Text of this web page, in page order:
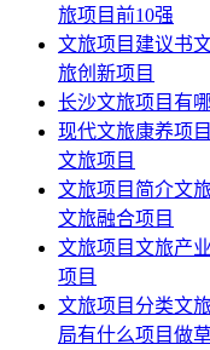
旅项目前10强
文旅项目建议书
旅创新项目
长沙文旅项目有
现代文旅康养项
文旅项目
文旅项目简介文
文旅融合项目
文旅项目文旅产
项目
文旅项目分类文
局有什么项目做